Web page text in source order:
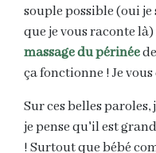
souple possible (oui
que je vous raconte
massage du périnée
ça fonctionne ! Je
Sur ces belles
je pense qu'il est
! Surtout que bébé